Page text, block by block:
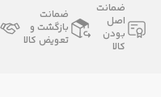
ضمانت
اصل
بودن
کالا
ضمانت
بازگشت و
تعویض کالا